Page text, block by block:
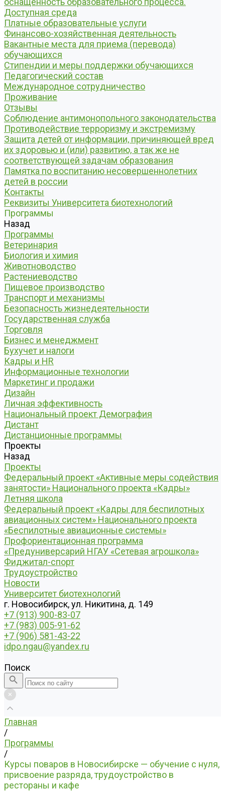
Доступная среда
Платные образовательные услуги
Финансово-хозяйственная деятельность
Вакантные места для приема (перевода)
обучающихся
Стипендии и меры поддержки обучающихся
Педагогический состав
Международное сотрудничество
Проживание
Отзывы
Соблюдение антимонопольного законодательства
Противодействие терроризму и экстремизму
Защита детей от информации, причиняющей вред
их здоровью и (или) развитию, а так же не
соответствующей задачам образования
Памятка по воспитанию несовершеннолетних
детей в россии
Контакты
Реквизиты Университета биотехнологий
Программы
Назад
Программы
Ветеринария
Биология и химия
Животноводство
Растениеводство
Пищевое производство
Транспорт и механизмы
Безопасность жизнедеятельности
Государственная служба
Торговля
Бизнес и менеджмент
Бухучет и налоги
Кадры и HR
Информационные технологии
Маркетинг и продажи
Дизайн
Личная эффективность
Национальный проект Демография
Дистант
Дистанционные программы
Проекты
Назад
Проекты
Федеральный проект «Активные меры содействия
занятости» Национального проекта «Кадры»
Летняя школа
Федеральный проект «Кадры для беспилотных
авиационных систем» Национального проекта
«Беспилотные авиационные системы»
Профориентационная программа
«Предуниверсарий НГАУ «Сетевая агрошкола»
Фиджитал-спорт
Трудоустройство
Новости
Университет биотехнологий
г. Новосибирск, ул. Никитина, д. 149
+7 (913) 900-83-07
+7 (983) 005-91-62
+7 (906) 581-43-22
idpo.ngau@yandex.ru
Поиск
Главная
/
Программы
/
Курсы поваров в Новосибирске — обучение с нуля,
присвоение разряда, трудоустройство в
рестораны и кафе